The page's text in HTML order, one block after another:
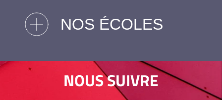
NOS ÉCOLES
NOUS SUIVRE